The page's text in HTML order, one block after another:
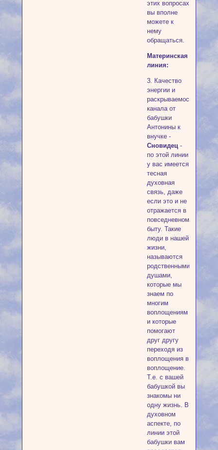
этих вопросах
вы вполне
можете к
нему
обращаться.
Материнская
линия:
3. Качество
энергии и
раскрываемость
канала от
бабушки
Антонины к
внучке -
Сновидец-
по этой линии
у вас имеется
тесная
духовная
связь, даже
если это и не
отражается в
повседневном
быту. Такие
люди в нашей
жизни,
называются
родственными
душами,
которые мы
знаем по
многим
воплощениям
и которые
помогают
друг другу
переходя из
воплощения в
воплощение.
Т.е. с вашей
бабушкой вы
знакомы ни
одну жизнь. В
духовном
аспекте, по
линии этой
бабушки вам